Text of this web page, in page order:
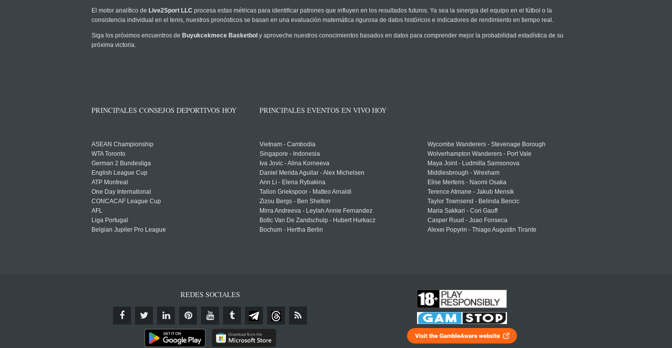
El motor analítico de Live2Sport LLC procesa estas métricas para identificar patrones que influyen en los resultados futuros. Ya sea la sinergia del equipo en el fútbol o la
consistencia individual en el tenis, nuestros pronósticos se basan en una evaluación matemática rigurosa de datos históricos e indicadores de rendimiento en tiempo real.
Siga los próximos encuentros de Buyukcekmece Basketbol y aproveche nuestros conocimientos basados en datos para comprender mejor la probabilidad estadística de su
próxima victoria.
PRINCIPALES CONSEJOS DEPORTIVOS HOY
ASEAN Championship
WTA Toronto
German 2 Bundesliga
English League Cup
ATP Montreal
One Day International
CONCACAF League Cup
AFL
Liga Portugal
Belgian Jupiler Pro League
PRINCIPALES EVENTOS EN VIVO HOY
Vietnam - Cambodia
Singapore - Indonesia
Iva Jovic - Alina Korneeva
Daniel Merida Aguilar - Alex Michelsen
Ann Li - Elena Rybakina
Tallon Griekspoor - Matteo Arnaldi
Zizou Bergs - Ben Shelton
Mirra Andreeva - Leylah Annie Fernandez
Botic Van De Zandschulp - Hubert Hurkacz
Bochum - Hertha Berlin
Wycombe Wanderers - Stevenage Borough
Wolverhampton Wanderers - Port Vale
Maya Joint - Ludmilla Samsonova
Middlesbrough - Wrexham
Elise Mertens - Naomi Osaka
Terence Atmane - Jakub Mensik
Taylor Townsend - Belinda Bencic
Maria Sakkari - Cori Gauff
Casper Ruud - Joao Fonseca
Alexei Popyrin - Thiago Augustin Tirante
REDES SOCIALES